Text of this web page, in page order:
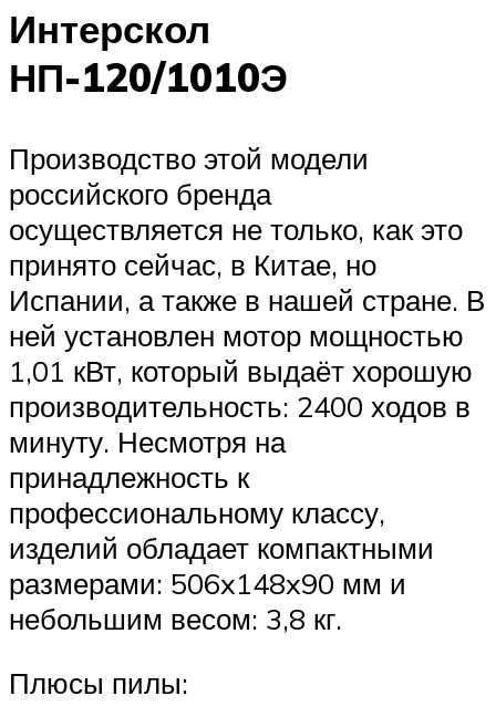
Интерскол
НП-120/1010Э
Производство этой модели
российского бренда
осуществляется не только, как это
принято сейчас, в Китае, но
Испании, а также в нашей стране. В
ней установлен мотор мощностью
1,01 кВт, который выдаёт хорошую
производительность: 2400 ходов в
минуту. Несмотря на
принадлежность к
профессиональному классу,
изделий обладает компактными
размерами: 506x148x90 мм и
небольшим весом: 3,8 кг.
Плюсы пилы: